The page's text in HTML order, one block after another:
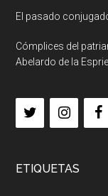
El pasado
Cómplices del
Abelardo de la
ETIQUETAS